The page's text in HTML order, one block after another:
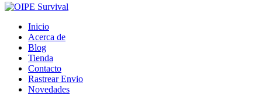
Inicio
Acerca de
Blog
Tienda
Contacto
Rastrear Envio
Novedades